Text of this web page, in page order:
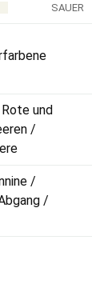
SAUER
und
/
/
/